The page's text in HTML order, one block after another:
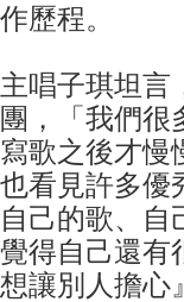
作歷程。
主唱子琪坦言
團，「我們很
寫歌之後才慢
也看見許多優
自己的歌、自
覺得自己還有
想讓別人擔心